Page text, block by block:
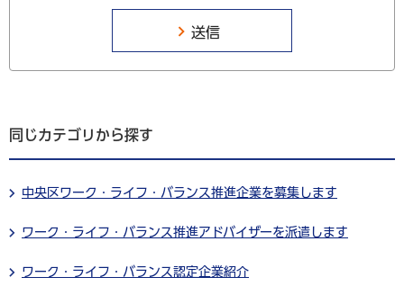
同じカテゴリから探す
中央区ワーク・ライフ・バランス推進企業を募集します
ワーク・ライフ・バランス推進アドバイザーを派遣します
ワーク・ライフ・バランス認定企業紹介